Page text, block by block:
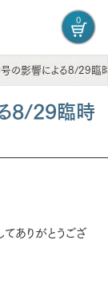
0
号の影響による8/29臨
る8/29臨時
てありがとうござ